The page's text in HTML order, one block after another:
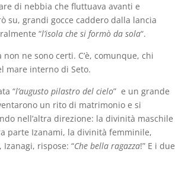
di nebbia che fluttuava avanti e
su, grandi gocce caddero dalla lancia
“l’isola che si formò da sola“.
ne sono certi. C’è, comunque, chi
mare interno di Seto.
“l’augusto pilastro del cielo” e un grande
un rito di matrimonio e si
nell’altra direzione: la divinità maschile
parte Izanami, la divinità femminile,
rispose: “Che bella ragazza!” E i due